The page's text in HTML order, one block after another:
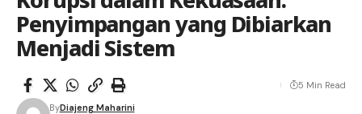
Penyimpangan yang Dibiarkan
Menjadi Sistem
ByDiajeng Maharini
5 Min Read